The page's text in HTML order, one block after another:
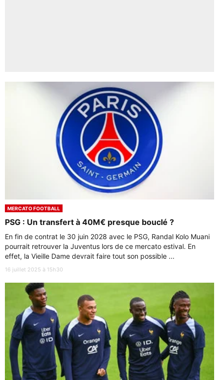
MERCATO FOOTBALL
PSG : Un transfert à 40M€ presque bouclé ?
En fin de contrat le 30 juin 2028 avec le PSG, Randal Kolo Muani
pourrait retrouver la Juventus lors de ce mercato estival. En
effet, la Vieille Dame devrait faire tout son possible ...
16 juillet 2025 à 15h30